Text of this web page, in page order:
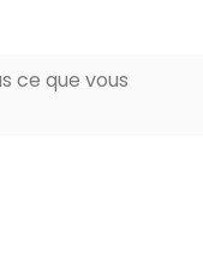
ce que vous